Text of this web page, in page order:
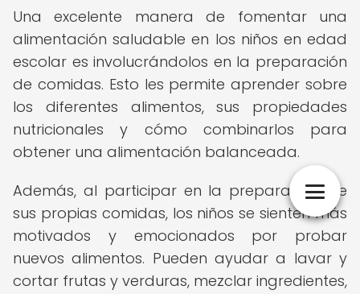
Una excelente manera de fomentar una
alimentación saludable en los niños en edad
escolar es involucrándolos en la preparación
de comidas. Esto les permite aprender sobre
los diferentes alimentos, sus propiedades
nutricionales y cómo combinarlos para
obtener una alimentación balanceada.
Además, al participar en la preparación de
sus propias comidas, los niños se sienten más
motivados y emocionados por probar
nuevos alimentos. Pueden ayudar a lavar y
cortar frutas y verduras, mezclar ingredientes,